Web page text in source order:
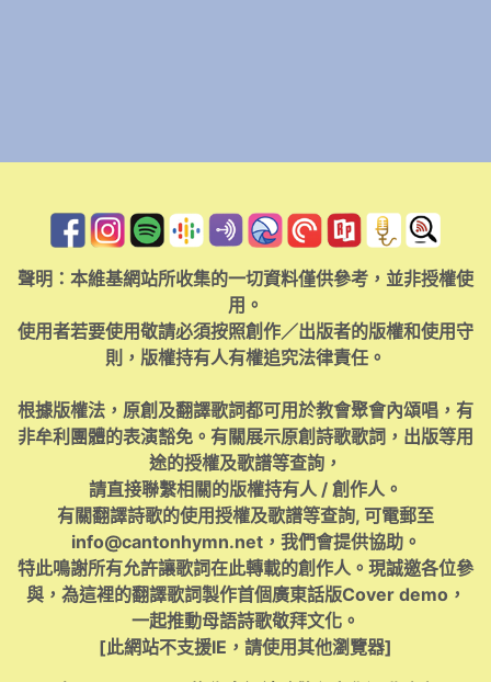
聲明：本維基網站所收集的一切資料僅供參考，並非授權使
用。
使用者若要使用敬請必須按照創作／出版者的版權和使用守
則，版權持有人有權追究法律責任。
根據版權法，原創及翻譯歌詞都可用於教會聚會內頌唱，有
非牟利團體的表演豁免。有關展示原創詩歌歌詞，出版等用
途的授權及歌譜等查詢，
請直接聯繫相關的版權持有人 / 創作人。
有關翻譯詩歌的使用授權及歌譜等查詢, 可電郵至
info@cantonhymn.net，我們會提供協助。
特此鳴謝所有允許讓歌詞在此轉載的創作人。現誠邀各位參
與，為這裡的翻譯歌詞製作首個廣東話版Cover demo，
一起推動母語詩歌敬拜文化。
[此網站不支援IE，請使用其他瀏覽器]